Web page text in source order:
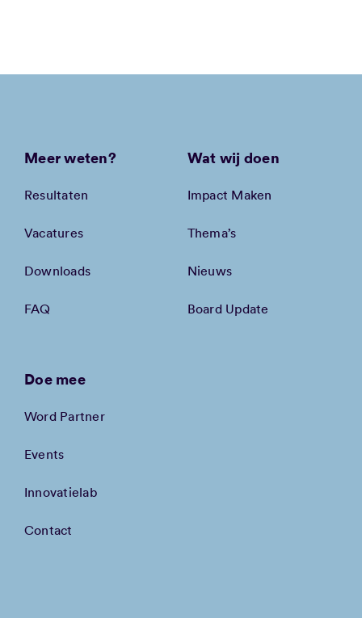
Meer weten?
Resultaten
Vacatures
Downloads
FAQ
Wat wij doen
Impact Maken
Thema’s
Nieuws
Board Update
Doe mee
Word Partner
Events
Innovatielab
Contact